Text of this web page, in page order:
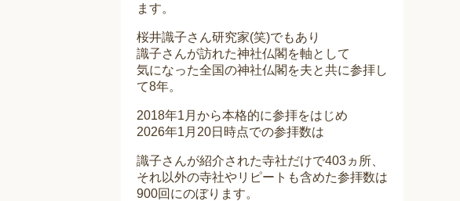
ます。
桜井識子さん研究家(笑)でもあり
識子さんが訪れた神社仏閣を軸として
気になった全国の神社仏閣を夫と共に参拝し
て8年。
2018年1月から本格的に参拝をはじめ
2026年1月20日時点での参拝数は
識子さんが紹介された寺社だけで403ヵ所、
それ以外の寺社やリピートも含めた参拝数は
900回にのぼります。